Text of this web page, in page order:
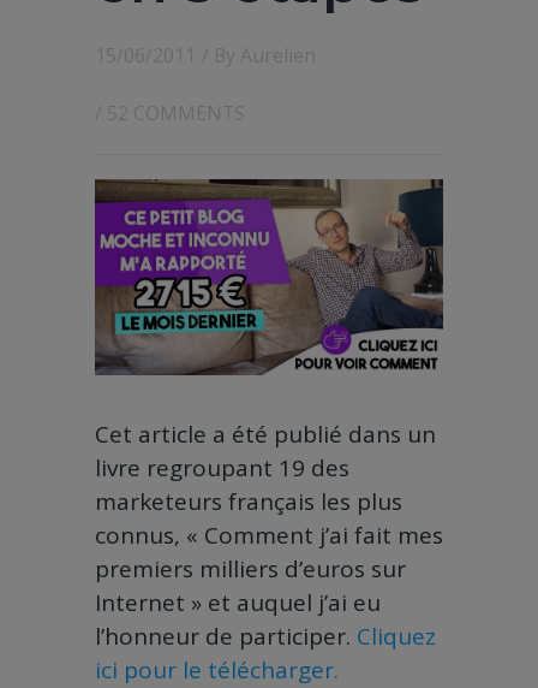
15/06/2011 / By Aurelien
/ 52 COMMENTS
Cet article a été publié dans un
livre regroupant 19 des
marketeurs français les plus
connus, « Comment j’ai fait mes
premiers milliers d’euros sur
Internet » et auquel j’ai eu
l’honneur de participer. Cliquez
ici pour le télécharger.